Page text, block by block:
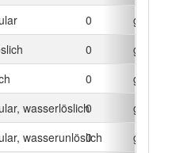
0
g
0
g
0
g
wasserlöslich0
g
wasserunlöslich
0
g